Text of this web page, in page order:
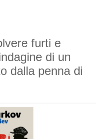
furti e
di un
dalla penna di